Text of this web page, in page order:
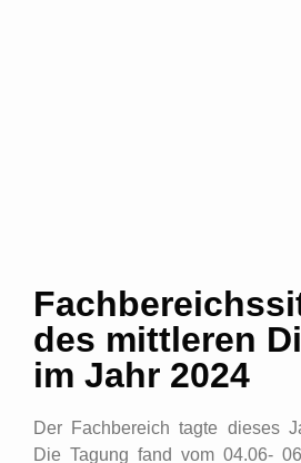
des mittleren
im Jahr 2024
Der Fachbereich tagte dieses
Die Tagung fand vom 04.06-